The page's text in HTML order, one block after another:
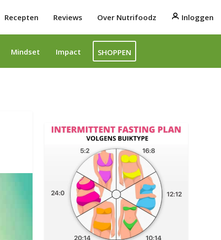
Recepten Reviews Over Nutrifoodz Inloggen
Mindset Impact SHOPPEN